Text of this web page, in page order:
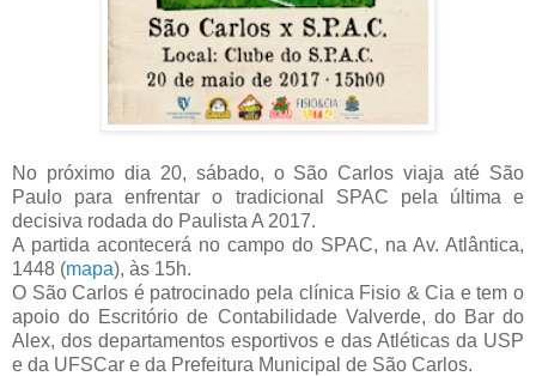
No próximo dia 20, sábado, o São Carlos viaja até São
Paulo para enfrentar o tradicional SPAC pela última e
decisiva rodada do Paulista A 2017.
A partida acontecerá no campo do SPAC, na Av. Atlântica,
1448 (mapa), às 15h.
O São Carlos é patrocinado pela clínica Fisio & Cia e tem o
apoio do Escritório de Contabilidade Valverde, do Bar do
Alex, dos departamentos esportivos e das Atléticas da USP
e da UFSCar e da Prefeitura Municipal de São Carlos.